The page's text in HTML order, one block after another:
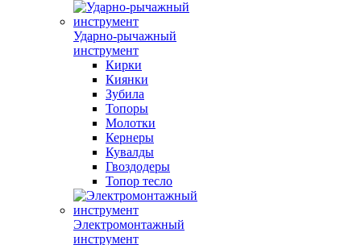
Ударно-рычажный
инструмент
Кирки
Киянки
Зубила
Топоры
Молотки
Кернеры
Кувалды
Гвоздодеры
Топор тесло
Электромонтажный
инструмент